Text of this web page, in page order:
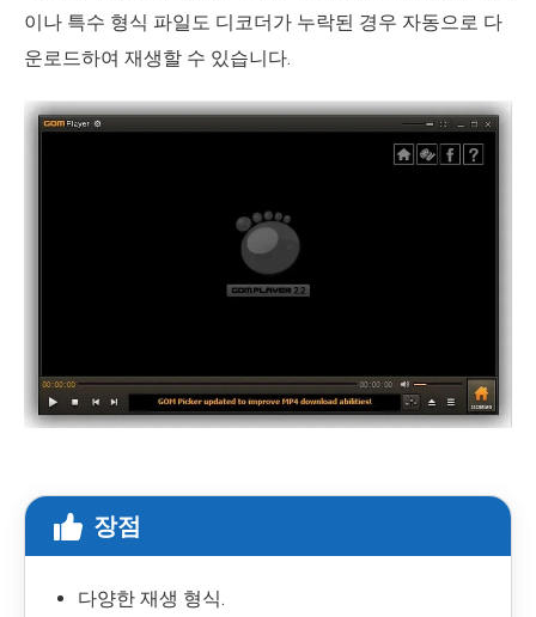
이나 특수 형식 파일도 디코더가 누락된 경우 자동으로 다
운로드하여 재생할 수 있습니다.
장점
다양한 재생 형식.